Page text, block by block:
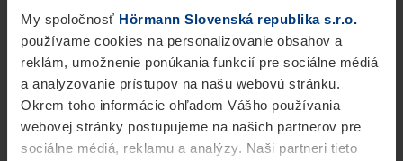
My spoločnosť Hörmann Slovenská republika s.r.o.
používame cookies na personalizovanie obsahov a
reklám, umožnenie ponúkania funkcií pre sociálne médiá
a analyzovanie prístupov na našu webovú stránku.
Okrem toho informácie ohľadom Vášho používania
webovej stránky postupujeme na našich partnerov pre
sociálne médiá, reklamu a analýzy. Naši partneri tieto